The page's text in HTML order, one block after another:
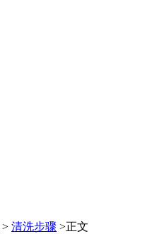
> 清洗步骤 >正文